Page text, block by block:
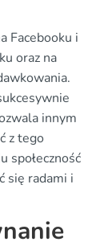
Facebooku i
oraz na
innym
z tego
społeczność
się radami i